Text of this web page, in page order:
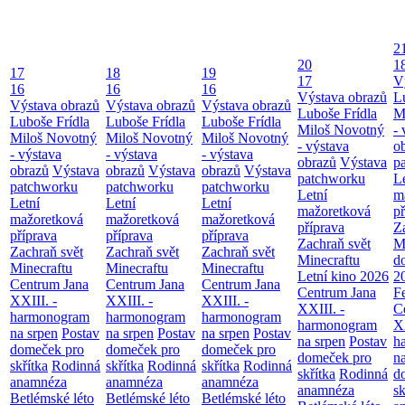
17
16
Výstava obrazů
Luboše Frídla
Miloš Novotný
- výstava
obrazů Výstava
patchworku
Letní
mažoretková
příprava
Zachraň svět
Minecraftu
Centrum Jana
XXIII. -
harmonogram
na srpen Postav
domeček pro
skřítka Rodinná
anamnéza
Betlémské léto
18
16
Výstava obrazů
Luboše Frídla
Miloš Novotný
- výstava
obrazů Výstava
patchworku
Letní
mažoretková
příprava
Zachraň svět
Minecraftu
Centrum Jana
XXIII. -
harmonogram
na srpen Postav
domeček pro
skřítka Rodinná
anamnéza
Betlémské léto
19
16
Výstava obrazů
Luboše Frídla
Miloš Novotný
- výstava
obrazů Výstava
patchworku
Letní
mažoretková
příprava
Zachraň svět
Minecraftu
Centrum Jana
XXIII. -
harmonogram
na srpen Postav
domeček pro
skřítka Rodinná
anamnéza
Betlémské léto
20
17
Výstava obrazů
Luboše Frídla
Miloš Novotný
- výstava
obrazů Výstava
patchworku
Letní
mažoretková
příprava
Zachraň svět
Minecraftu
Letní kino 2026
Centrum Jana
XXIII. -
harmonogram
na srpen Postav
domeček pro
skřítka Rodinná
anamnéza
-